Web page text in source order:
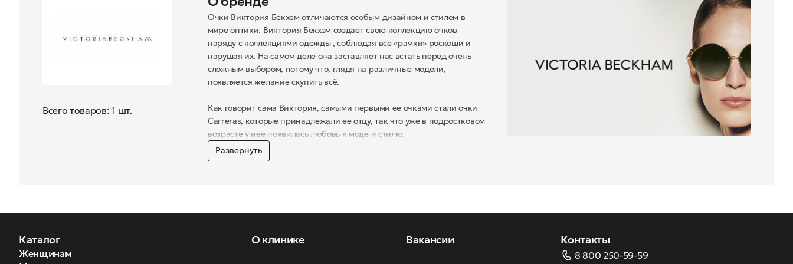
Всего товаров: 1 шт.
Очки Виктория Бекхем отличаются особым дизайном и стилем в
мире оптики. Виктория Бекхэм создает свою коллекцию очков
наряду с коллекциями одежды , соблюдая все «рамки» роскоши и
нарушая их. На самом деле она заставляет нас встать перед очень
сложным выбором, потому что, глядя на различные модели,
появляется желание скупить всё.
Как говорит сама Виктория, самыми первыми ее очками стали очки
Carreras, которые принадлежали ее отцу, так что уже в подростковом
возрасте у неё появилась любовь к моде и стилю.
«Я не люблю слишком сложные задачи», говорит Виктория, очки
Универсальная модель по мнению Виктории Бекхем - авиаторы,
от образа и желаний.
Развернуть
Каталог
Женщинам
О клинике Вакансии Контакты
8 800 250-59-59